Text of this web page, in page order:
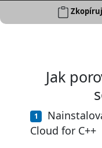
Jak
Cloud for C++